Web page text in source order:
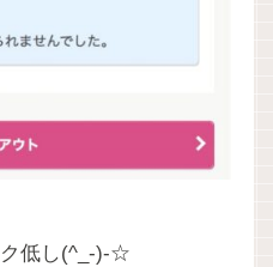
ク低し(^_-)-☆